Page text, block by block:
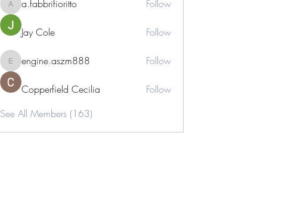
a.fabbrifioritto
a.fabbrifioritto Follow
Jay Cole Follow
engine.aszm888
engine.aszm888 Follow
Copperfield Cecilia
Follow
See All Members (163)